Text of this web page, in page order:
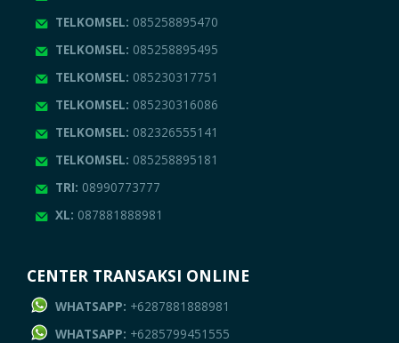
TELKOMSEL: 085258895470
TELKOMSEL: 085258895495
TELKOMSEL: 085230317751
TELKOMSEL: 085230316086
TELKOMSEL: 082326555141
TELKOMSEL: 085258895181
TRI: 08990773777
XL: 087881888981
CENTER TRANSAKSI ONLINE
WHATSAPP: +6287881888981
WHATSAPP: +6285799451555